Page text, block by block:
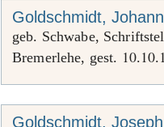
Goldschmidt,
geb. Schwabe,
Bremerlehe, gest. 10.10.
Goldschmidt, Joseph